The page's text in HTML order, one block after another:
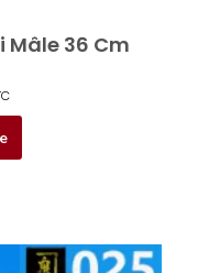
Mâle 36 Cm